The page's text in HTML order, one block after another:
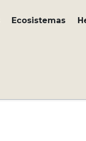
Ecosistemas